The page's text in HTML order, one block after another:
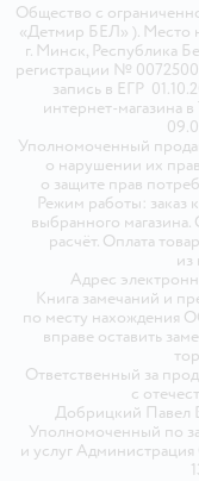
Общество с
«Детмир БЕЛ» ). Место
г. Минск, Республика
регистрации №
запись в ЕГР
интернет-магазина
Уполномоченный
о нарушении их
о защите прав
Режим работы: заказ
выбранного
расчёт. Оплата
из
Адрес
Книга замечаний и
по месту нахождения
вправе оставить
Ответственный за
с
Добрицкий Павел
Уполномоченный по
и услуг Администрация